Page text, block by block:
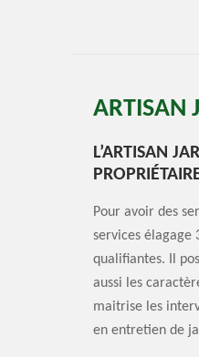
ARTISAN
L’ARTISAN
Pour avoir des
services élagage
qualifiantes. Il
aussi les
maitrise les
en entretien de